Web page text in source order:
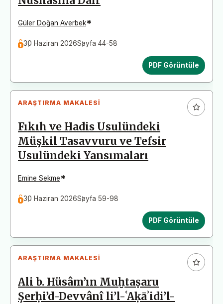
Güler Doğan Averbek*
30 Haziran 2026Sayfa 44-58
PDF Görüntüle
ARAŞTIRMA MAKALESI
Fıkıh ve Hadis Usulündeki
Müşkil Tasavvuru ve Tefsir
Usulündeki Yansımaları
Emine Sekme*
30 Haziran 2026Sayfa 59-98
PDF Görüntüle
ARAŞTIRMA MAKALESI
Ali b. Hüsâm’ın Muḫtaṣaru
Şerḥi’d-Devvânî li’l-ʿAḳāʾidi’l-